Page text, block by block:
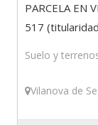
PARCELA EN
517
Suelo y
Vilanova de